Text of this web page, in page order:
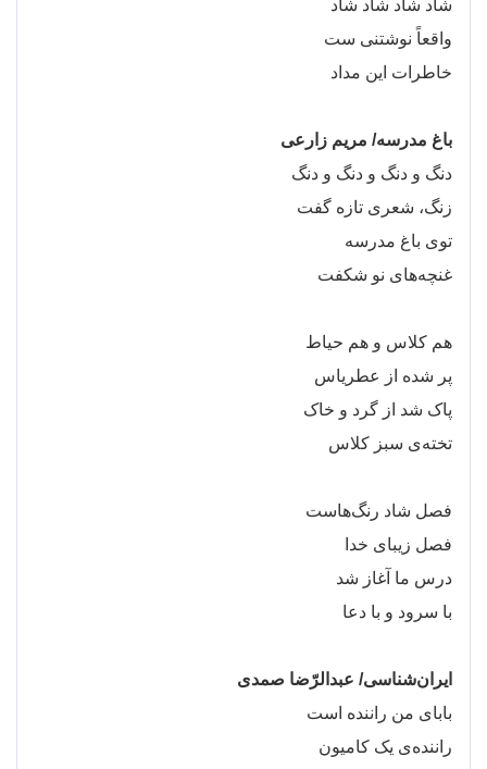
شاد شاد شاد شاد
واقعاً نوشتنی ست
خاطرات این مداد
باغ مدرسه/ مریم زارعی
دنگ و دنگ و دنگ و دنگ
زنگ، شعری تازه گفت
توی باغ مدرسه
غنچههای نو شکفت
هم کلاس و هم حیاط
پر شده از عطریاس
پاک شد از گرد و خاک
تختهی سبز کلاس
فصل شاد رنگهاست
فصل زیبای خدا
درس ما آغاز شد
با سرود و با دعا
ایران‌شناسی/ عبدالرّضا صمدی
بابای من راننده است
رانندهی یک کامیون